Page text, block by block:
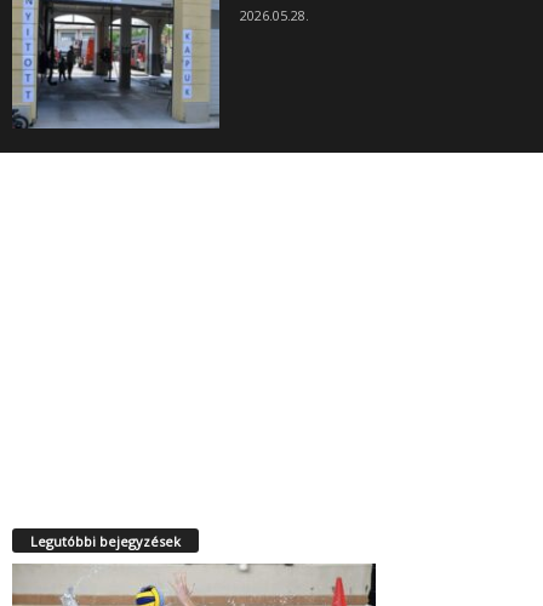
2026.05.28.
Legutóbbi bejegyzések